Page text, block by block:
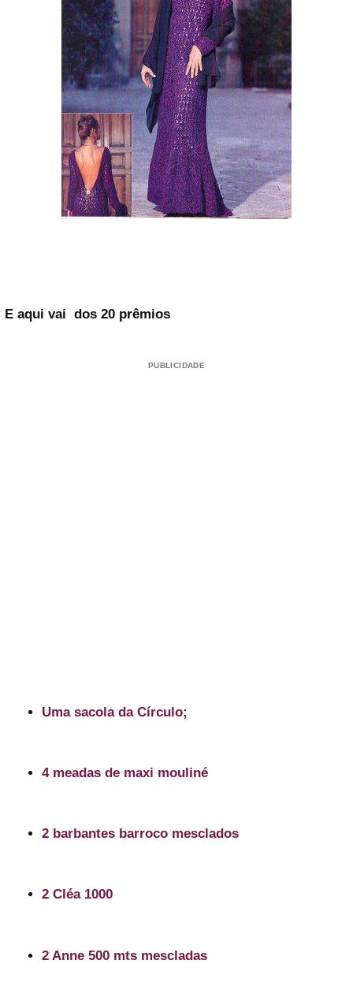
E aqui vai dos 20 prêmios
PUBLICIDADE
Uma sacola da Círculo;
4 meadas de maxi mouliné
2 barbantes barroco mesclados
2 Cléa 1000
2 Anne 500 mts mescladas